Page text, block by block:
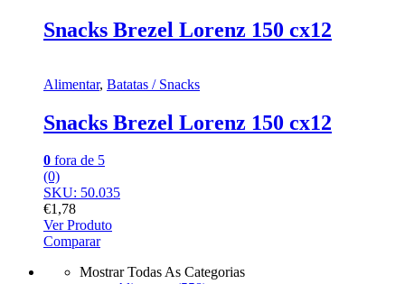
Snacks Brezel Lorenz 150 cx12
Alimentar, Batatas / Snacks
Snacks Brezel Lorenz 150 cx12
0 fora de 5
(0)
SKU: 50.035
€1,78
Ver Produto
Comparar
Mostrar Todas As Categorias